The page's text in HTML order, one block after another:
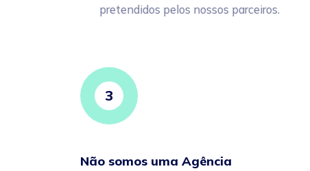
pretendidos pelos nossos parceiros.
3
Não somos uma Agência